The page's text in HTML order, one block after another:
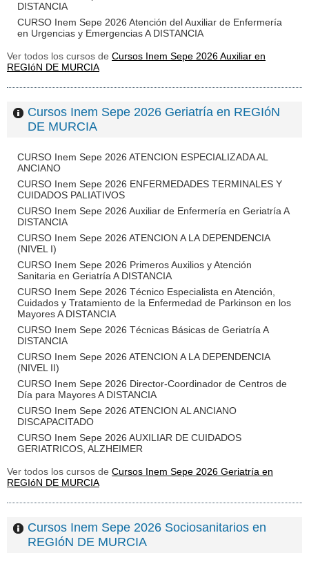
DISTANCIA
CURSO Inem Sepe 2026 Atención del Auxiliar de Enfermería
en Urgencias y Emergencias A DISTANCIA
Ver todos los cursos de Cursos Inem Sepe 2026 Auxiliar en
REGIóN DE MURCIA
Cursos Inem Sepe 2026 Geriatría en REGIóN
DE MURCIA
CURSO Inem Sepe 2026 ATENCION ESPECIALIZADA AL
ANCIANO
CURSO Inem Sepe 2026 ENFERMEDADES TERMINALES Y
CUIDADOS PALIATIVOS
CURSO Inem Sepe 2026 Auxiliar de Enfermería en Geriatría A
DISTANCIA
CURSO Inem Sepe 2026 ATENCION A LA DEPENDENCIA
(NIVEL I)
CURSO Inem Sepe 2026 Primeros Auxilios y Atención
Sanitaria en Geriatría A DISTANCIA
CURSO Inem Sepe 2026 Técnico Especialista en Atención,
Cuidados y Tratamiento de la Enfermedad de Parkinson en los
Mayores A DISTANCIA
CURSO Inem Sepe 2026 Técnicas Básicas de Geriatría A
DISTANCIA
CURSO Inem Sepe 2026 ATENCION A LA DEPENDENCIA
(NIVEL II)
CURSO Inem Sepe 2026 Director-Coordinador de Centros de
Día para Mayores A DISTANCIA
CURSO Inem Sepe 2026 ATENCION AL ANCIANO
DISCAPACITADO
CURSO Inem Sepe 2026 AUXILIAR DE CUIDADOS
GERIATRICOS, ALZHEIMER
Ver todos los cursos de Cursos Inem Sepe 2026 Geriatría en
REGIóN DE MURCIA
Cursos Inem Sepe 2026 Sociosanitarios en
REGIóN DE MURCIA